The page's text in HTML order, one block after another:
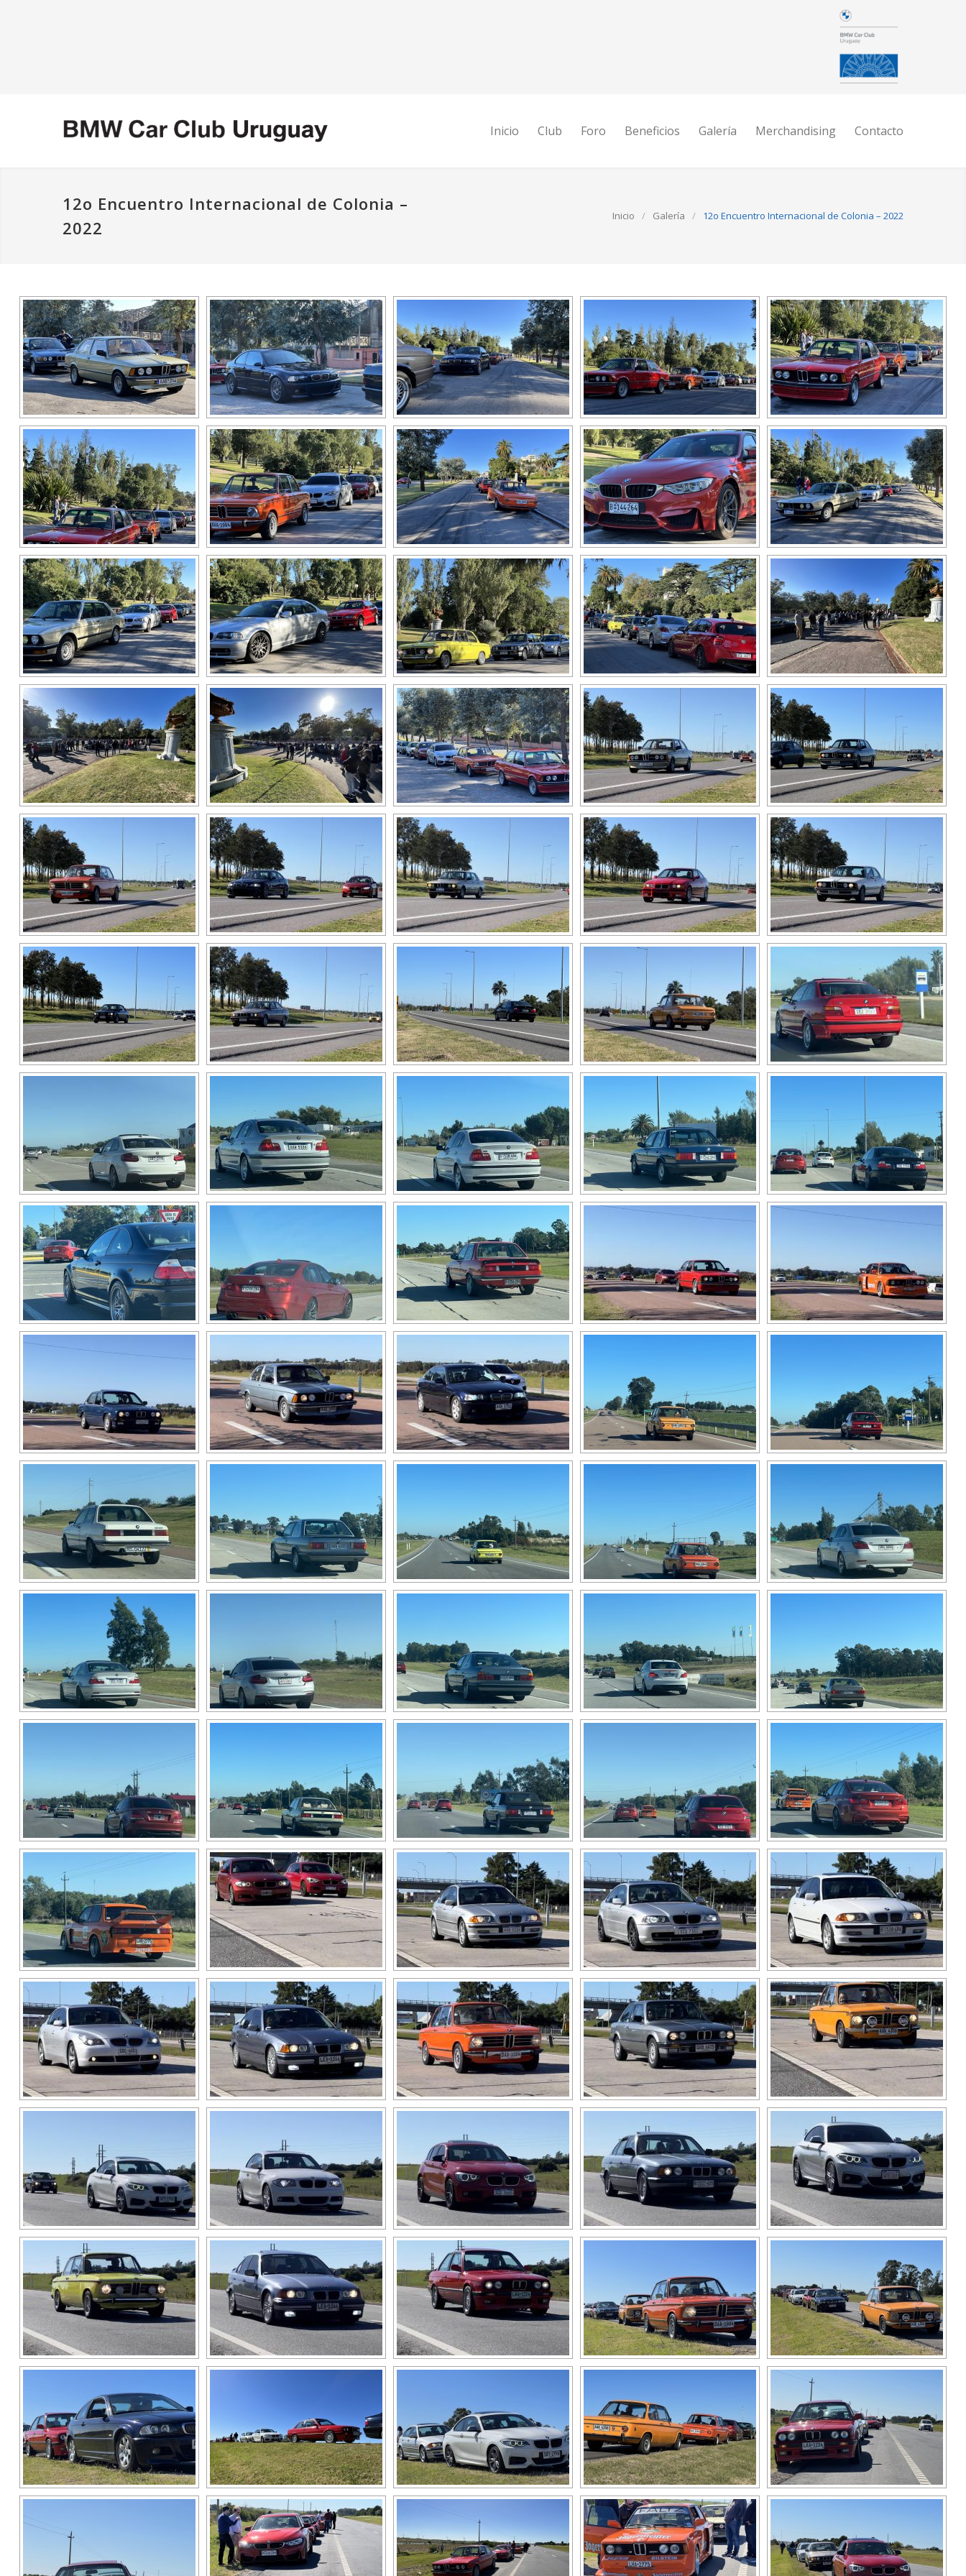
Inicio Club Foro Beneficios Galería Merchandising Contacto
12o Encuentro Internacional de Colonia –
2022
Inicio / Galería / 12o Encuentro Internacional de Colonia – 2022